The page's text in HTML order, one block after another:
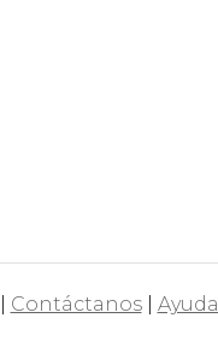
Contáctanos| Ayuda